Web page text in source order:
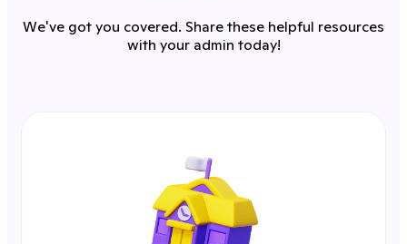
We've got you covered. Share these helpful resources
with your admin today!